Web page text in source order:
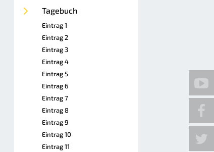
Tagebuch
Eintrag 1
Eintrag 2
Eintrag 3
Eintrag 4
Eintrag 5
Eintrag 6
Eintrag 7
Eintrag 8
Eintrag 9
Eintrag 10
Eintrag 11